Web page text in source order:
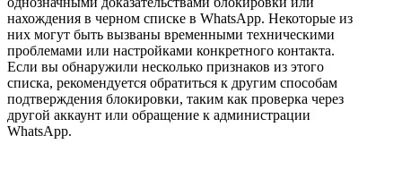
нахождения в черном списке в WhatsApp. Некоторые из
них могут быть вызваны временными техническими
проблемами или настройками конкретного контакта.
Если вы обнаружили несколько признаков из этого
списка, рекомендуется обратиться к другим способам
подтверждения блокировки, таким как проверка через
другой аккаунт или обращение к администрации
WhatsApp.